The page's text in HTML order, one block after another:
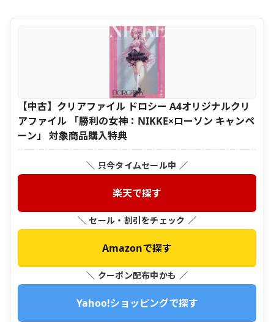
【中古】クリアファイル ドロシー A4オリジナルクリ
アファイル 「勝利の女神：NIKKE×ローソン キャンペ
ーン」 対象商品購入特典
＼ 只今タイムセール中 ／
楽天で探す
＼ セール・割引をチェック ／
Amazonで探す
＼ クーポン配布中かも ／
Yahoo!ショッピングで探す